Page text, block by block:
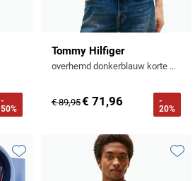
-
50%
Tommy Hilfiger
overhemd donkerblauw korte mouw button-down collar
€ 89,95€ 71,96
-
20%
Toevoegen aan favorieten